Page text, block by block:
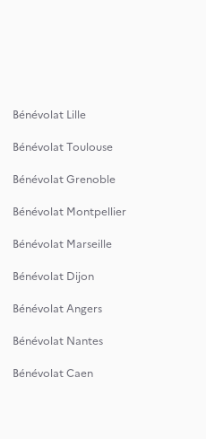
Bénévolat Lille
Bénévolat Toulouse
Bénévolat Grenoble
Bénévolat Montpellier
Bénévolat Marseille
Bénévolat Dijon
Bénévolat Angers
Bénévolat Nantes
Bénévolat Caen